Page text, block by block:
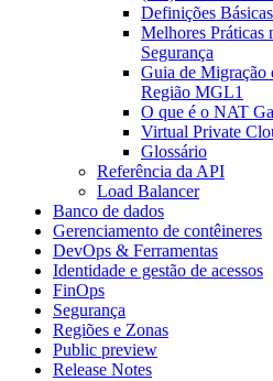
Definições
Melhores Práticas
Segurança
Guia de Migração
Região MGL1
O que é o NAT
Virtual Private
Glossário
Referência da API
Load Balancer
Banco de dados
Gerenciamento de contêineres
DevOps & Ferramentas
Identidade e gestão de acessos
FinOps
Segurança
Regiões e Zonas
Public preview
Release Notes